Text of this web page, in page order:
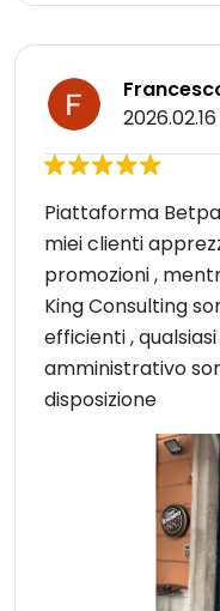
2026.02.16
Piattaforma
miei clienti
promozioni ,
King Consulting
efficienti ,
amministrativo
disposizione